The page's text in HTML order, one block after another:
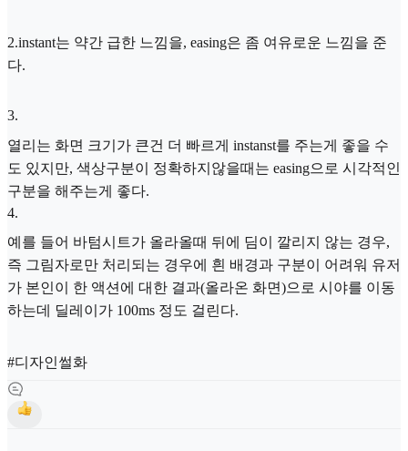
2.instant는 약간 급한 느낌을, easing은 좀 여유로운 느낌을 준
다.
3.
열리는 화면 크기가 큰건 더 빠르게 instanst를 주는게 좋을 수
도 있지만, 색상구분이 정확하지않을때는 easing으로 시각적인
구분을 해주는게 좋다.
4.
예를 들어 바텀시트가 올라올때 뒤에 딤이 깔리지 않는 경우,
즉 그림자로만 처리되는 경우에 흰 배경과 구분이 어려워 유저
가 본인이 한 액션에 대한 결과(올라온 화면)으로 시야를 이동
하는데 딜레이가 100ms 정도 걸린다.
#디자인썰화